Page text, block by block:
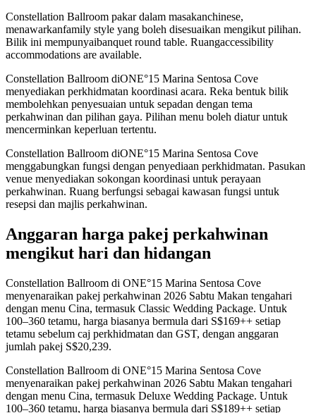
Constellation Ballroom pakar dalam masakanchinese,
menawarkanfamily style yang boleh disesuaikan mengikut pilihan.
Bilik ini mempunyaibanquet round table. Ruangaccessibility
accommodations are available.
Constellation Ballroom diONE°15 Marina Sentosa Cove
menyediakan perkhidmatan koordinasi acara. Reka bentuk bilik
membolehkan penyesuaian untuk sepadan dengan tema
perkahwinan dan pilihan gaya. Pilihan menu boleh diatur untuk
mencerminkan keperluan tertentu.
Constellation Ballroom diONE°15 Marina Sentosa Cove
menggabungkan fungsi dengan penyediaan perkhidmatan. Pasukan
venue menyediakan sokongan koordinasi untuk perayaan
perkahwinan. Ruang berfungsi sebagai kawasan fungsi untuk
resepsi dan majlis perkahwinan.
Anggaran harga pakej perkahwinan
mengikut hari dan hidangan
Constellation Ballroom di ONE°15 Marina Sentosa Cove
menyenaraikan pakej perkahwinan 2026 Sabtu Makan tengahari
dengan menu Cina, termasuk Classic Wedding Package. Untuk
100–360 tetamu, harga biasanya bermula dari S$169++ setiap
tetamu sebelum caj perkhidmatan dan GST, dengan anggaran
jumlah pakej S$20,239.
Constellation Ballroom di ONE°15 Marina Sentosa Cove
menyenaraikan pakej perkahwinan 2026 Sabtu Makan tengahari
dengan menu Cina, termasuk Deluxe Wedding Package. Untuk
100–360 tetamu, harga biasanya bermula dari S$189++ setiap